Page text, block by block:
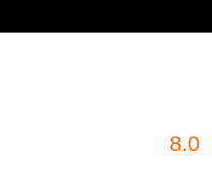
8.0